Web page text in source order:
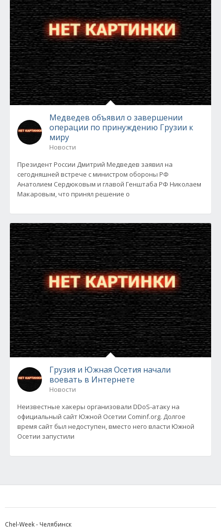
Медведев объявил о завершении
операции по принуждению Грузии к
миру
Новости
Президент России Дмитрий Медведев заявил на
сегодняшней встрече с министром обороны РФ
Анатолием Сердюковым и главой Генштаба РФ Николаем
Макаровым, что принял решение о
Грузия и Южная Осетия начали
воевать в Интернете
Новости
Неизвестные хакеры организовали DDoS-атаку на
официальный сайт Южной Осетии Сominf.org. Долгое
время сайт был недоступен, вместо него власти Южной
Осетии запустили
Chel-Week - Челябинск